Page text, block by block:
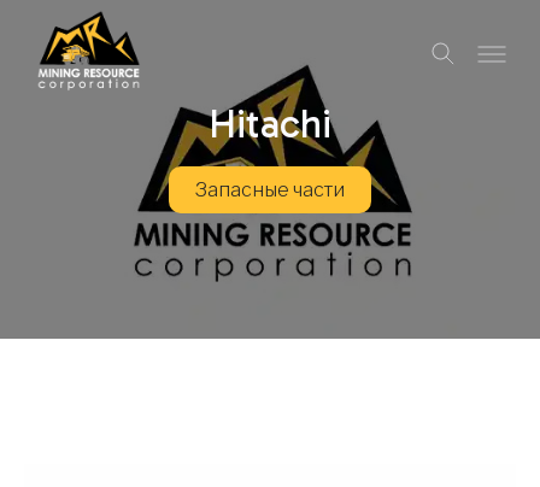
Hitachi
Запасные части